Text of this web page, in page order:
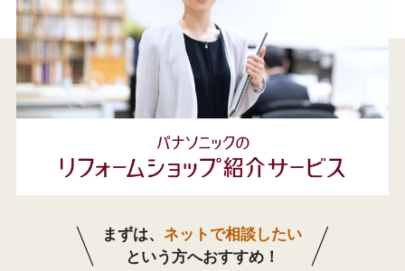
まずは、 ネットで相談したい
という方へおすすめ！